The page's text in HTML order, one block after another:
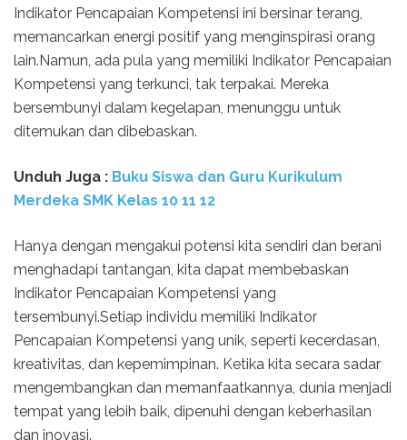
Indikator Pencapaian Kompetensi ini bersinar terang,
memancarkan energi positif yang menginspirasi orang
lain.Namun, ada pula yang memiliki Indikator Pencapaian
Kompetensi yang terkunci, tak terpakai. Mereka
bersembunyi dalam kegelapan, menunggu untuk
ditemukan dan dibebaskan.
Unduh Juga : Buku Siswa dan Guru Kurikulum
Merdeka SMK Kelas 10 11 12
Hanya dengan mengakui potensi kita sendiri dan berani
menghadapi tantangan, kita dapat membebaskan
Indikator Pencapaian Kompetensi yang
tersembunyi.Setiap individu memiliki Indikator
Pencapaian Kompetensi yang unik, seperti kecerdasan,
kreativitas, dan kepemimpinan. Ketika kita secara sadar
mengembangkan dan memanfaatkannya, dunia menjadi
tempat yang lebih baik, dipenuhi dengan keberhasilan
dan inovasi.